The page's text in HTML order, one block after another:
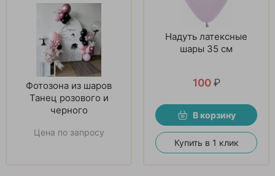
Фотозона из шаров
Танец розового и
черного
Цена по запросу
Надуть латексные
шары 35 см
100 ₽
В корзину
Купить в 1 клик